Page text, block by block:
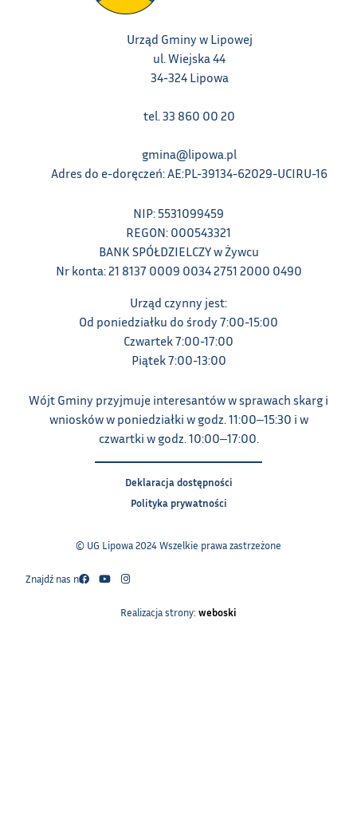
Urząd Gminy w Lipowej
ul. Wiejska 44
34-324 Lipowa
tel. 33 860 00 20
gmina@lipowa.pl
Adres do e-doręczeń: AE:PL-39134-62029-UCIRU-16
NIP: 5531099459
REGON: 000543321
BANK SPÓŁDZIELCZY w Żywcu
Nr konta: 21 8137 0009 0034 2751 2000 0490
Urząd czynny jest:
Od poniedziałku do środy 7:00-15:00
Czwartek 7:00-17:00
Piątek 7:00-13:00
Wójt Gminy przyjmuje interesantów w sprawach skarg i
wniosków w poniedziałki w godz. 11:00‒15:30 i w
czwartki w godz. 10:00‒17:00.
Deklaracja dostępności
Polityka prywatności
© UG Lipowa 2024 Wszelkie prawa zastrzeżone
Znajdź nas na:
Realizacja strony: weboski